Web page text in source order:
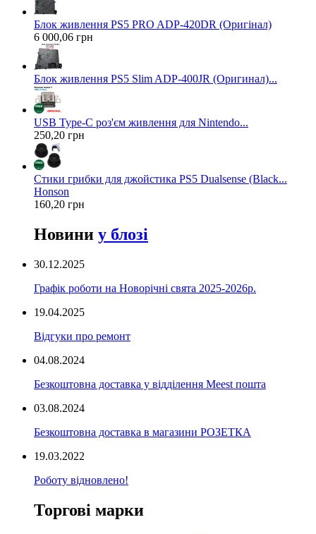
Блок живлення PS5 PRO ADP-420DR (Оригінал)
6 000,06 грн
Блок живлення PS5 Slim ADP-400JR (Оригинал)...
USB Type-C роз'єм живлення для Nintendo...
250,20 грн
Стики грибки для джойстика PS5 Dualsense (Black...
Honson
160,20 грн
Новини у блозі
30.12.2025
Графік роботи на Новорічні свята 2025-2026р.
19.04.2025
Відгуки про ремонт
04.08.2024
Безкоштовна доставка у відділення Meest пошта
03.08.2024
Безкоштовна доставка в магазини РОЗЕТКА
19.03.2022
Роботу відновлено!
Торгові марки